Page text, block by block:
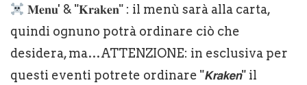
𝐌𝐞𝐧𝐮' & "𝐊𝐫𝐚𝐤𝐞𝐧" : il menù sarà alla carta,
quindi ognuno potrà ordinare ciò che
desidera, ma…ATTENZIONE: in esclusiva per
questi eventi potrete ordinare "𝙆𝙧𝙖𝙠𝙚𝙣" il